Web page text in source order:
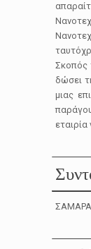
Σκοπός
δώσει
μιας